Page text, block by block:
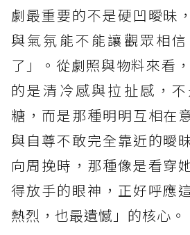
劇最重要的不是硬凹曖昧
與氣氛能不能讓觀眾相
了」。從劇照與物料來看
的是清冷感與拉扯感，
糖，而是那種明明互相在
與自尊不敢完全靠近的曖
向周挽時，那種像是看穿
得放手的眼神，正好呼應
熱烈，也最遺憾」的核心。